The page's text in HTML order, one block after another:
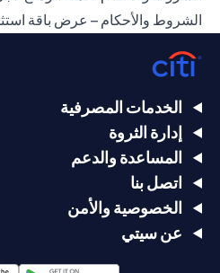
الشروط والأحكام – عرض باقة
الخدمات المصرفية
إدارة الثروة
المساعدة والدعم
اتصل بنا
الخصوصية والأمن
عن سيتي